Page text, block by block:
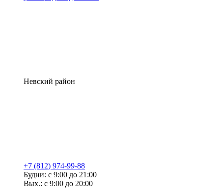
Невский район
+7 (812) 974-99-88
Будни: с 9:00 до 21:00
Вых.: с 9:00 до 20:00